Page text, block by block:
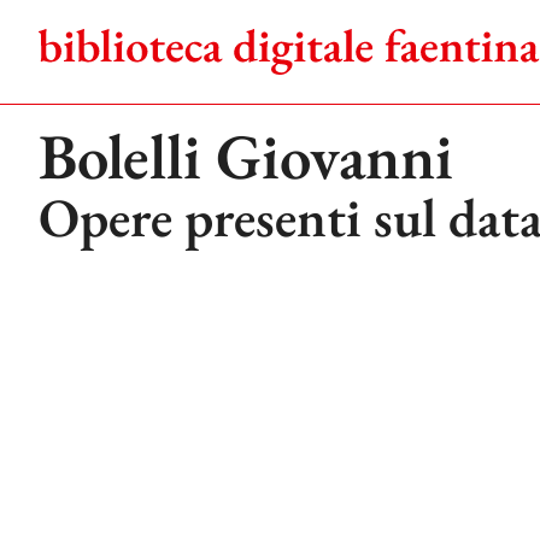
contenuto
Bolelli Giovanni
Opere presenti sul